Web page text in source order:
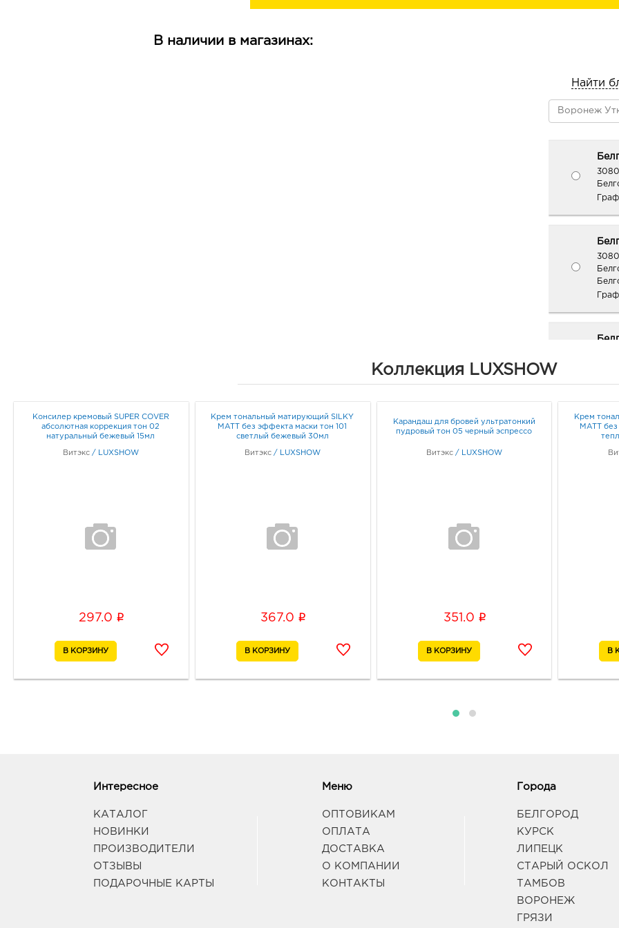
идеально сливается с ним без
кожи, гиалурон для глубокого
В наличии в магазинах:
Найти
руб.
Коллекция LUXSHOW
Консилер кремовый SUPER COVER
абсолютная коррекция тон 02
натуральный бежевый 15мл
Витэкс / LUXSHOW
297.0 i
Крем тональный матирующий SILKY
MATT без эффекта маски тон 101
cветлый бежевый 30мл
Витэкс / LUXSHOW
367.0 i
Карандаш для бровей ультратонкий
пудровый тон 05 черный эспрессо
Витэкс / LUXSHOW
351.0 i
Крем
MATT
Интересное
КАТАЛОГ
НОВИНКИ
ПРОИЗВОДИТЕЛИ
ОТЗЫВЫ
ПОДАРОЧНЫЕ КАРТЫ
Меню
ОПТОВИКАМ
ОПЛАТА
ДОСТАВКА
О КОМПАНИИ
КОНТАКТЫ
Города
БЕЛГОРОД
КУРСК
ЛИПЕЦК
СТАРЫЙ ОСКОЛ
ТАМБОВ
ВОРОНЕЖ
ГРЯЗИ